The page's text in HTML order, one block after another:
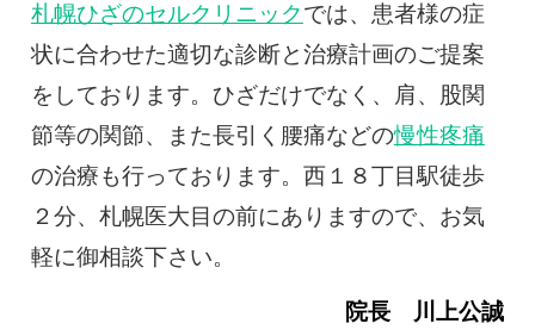
札幌ひざのセルクリニックでは、患者様の症
状に合わせた適切な診断と治療計画のご提案
をしております。ひざだけでなく、肩、股関
節等の関節、また長引く腰痛などの慢性疼痛
の治療も行っております。西１８丁目駅徒歩
２分、札幌医大目の前にありますので、お気
軽に御相談下さい。
院長 川上公誠